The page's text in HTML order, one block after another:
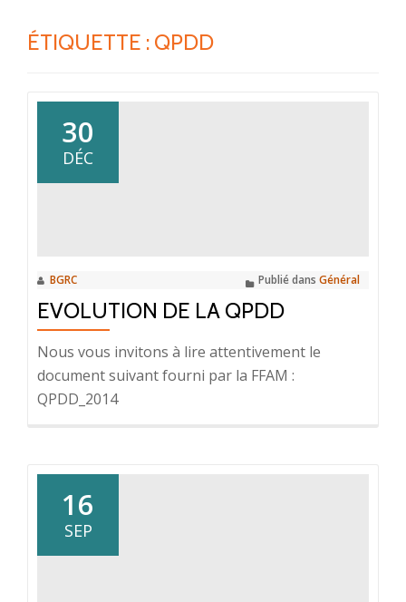
ÉTIQUETTE : QPDD
30
DÉC
BGRC Publié dans Général
EVOLUTION DE LA QPDD
Nous vous invitons à lire attentivement le
document suivant fourni par la FFAM :
QPDD_2014
16
SEP